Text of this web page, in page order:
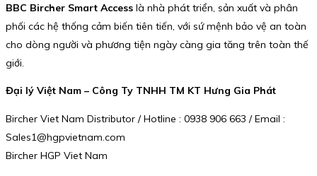
BBC Bircher Smart Access là nhà phát triển, sản xuất và phân
phối các hệ thống cảm biến tiên tiến, với sứ mệnh bảo vệ an toàn
cho dòng người và phương tiện ngày càng gia tăng trên toàn thế
giới.
Đại lý Việt Nam – Công Ty TNHH TM KT Hưng Gia Phát
Bircher Viet Nam Distributor / Hotline : 0938 906 663 / Email :
Sales1@hgpvietnam.com
Bircher HGP Viet Nam